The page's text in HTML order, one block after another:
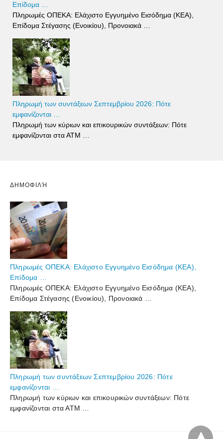
Επίδομα …
Πληρωμές ΟΠΕΚΑ: Ελάχιστο Εγγυημένο Εισόδημα (ΚΕΑ),
Επίδομα Στέγασης (Ενοικίου), Προνοιακά …
Πληρωμή των συντάξεων Σεπτεμβρίου 2026: Πότε
εμφανίζονται …
Πληρωμή των κύριων και επικουρικών συντάξεων: Πότε
εμφανίζονται στα ΑΤΜ …
ΔΗΜΟΦΙΛΉ
Πληρωμές ΟΠΕΚΑ: Ελάχιστο Εγγυημένο Εισόδημα (ΚΕΑ),
Επίδομα …
Πληρωμές ΟΠΕΚΑ: Ελάχιστο Εγγυημένο Εισόδημα (ΚΕΑ),
Επίδομα Στέγασης (Ενοικίου), Προνοιακά …
Πληρωμή των συντάξεων Σεπτεμβρίου 2026: Πότε
εμφανίζονται …
Πληρωμή των κύριων και επικουρικών συντάξεων: Πότε
εμφανίζονται στα ΑΤΜ …